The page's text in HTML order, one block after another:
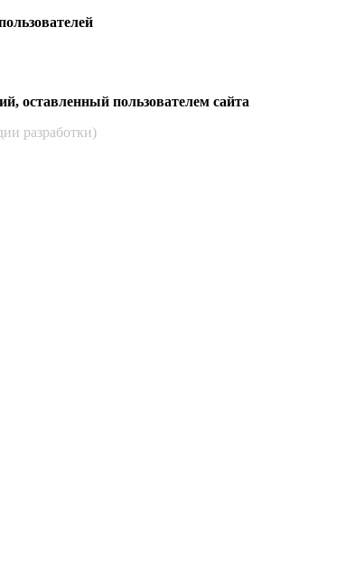
оставленный пользователем сайта
разработки)